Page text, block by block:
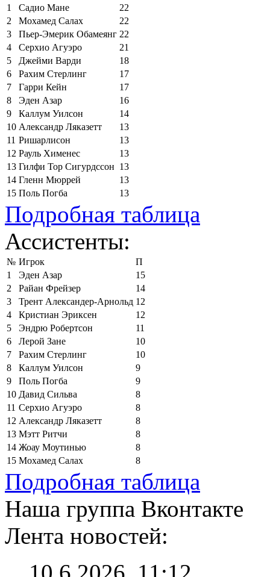
1
Садио Мане
22
2
Мохамед Салах
22
3
Пьер-Эмерик Обамеянг 22
4
Серхио Агуэро
21
5
Джейми Варди
18
6
Рахим Стерлинг
17
7
Гарри Кейн
17
8
Эден Азар
16
9
Каллум Уилсон
14
10 Александр Ляказетт
13
11 Ришарлисон
13
12 Рауль Хименес
13
13 Гилфи Тор Сигурдссон 13
14 Гленн Мюррей
13
15 Поль Погба 13
Подробная таблица
Ассистенты:
№ Игрок
П
1
Эден Азар
15
2
Райан Фрейзер
14
3
Трент Александер-Арнольд 12
4
Кристиан Эриксен
12
5
Эндрю Робертсон
11
6
Лерой Зане
10
7
Рахим Стерлинг
10
8
Каллум Уилсон
9
9
Поль Погба
9
10 Давид Сильва
8
11 Серхио Агуэро
8
12 Александр Ляказетт
8
13 Мэтт Ритчи
8
14 Жоау Моутинью
8
15 Мохамед Салах 8
Подробная таблица
Наша группа Вконтакте
Лента новостей: